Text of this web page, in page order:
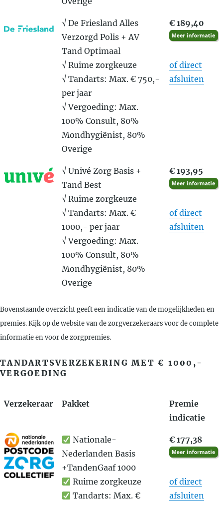
√ De Friesland Alles
Verzorgd Polis + AV
Tand Optimaal
√ Ruime zorgkeuze
√ Tandarts: Max. € 750,-
per jaar
√ Vergoeding: Max.
100% Consult, 80%
Mondhygiënist, 80%
Overige
€ 189,40
of direct
afsluiten
√ Univé Zorg Basis +
Tand Best
√ Ruime zorgkeuze
√ Tandarts: Max. €
1000,- per jaar
√ Vergoeding: Max.
100% Consult, 80%
Mondhygiënist, 80%
Overige
€ 193,95
of direct
afsluiten
Bovenstaande overzicht geeft een indicatie van de mogelijkheden en
premies. Kijk op de website van de zorgverzekeraars voor de complete
informatie en voor de zorgpremies.
TANDARTSVERZEKERING MET € 1000,-
VERGOEDING
Verzekeraar Pakket
Premie
indicatie
Nationale-
Nederlanden Basis
+TandenGaaf 1000
Ruime zorgkeuze
Tandarts: Max. €
€ 177,38
of direct
afsluiten